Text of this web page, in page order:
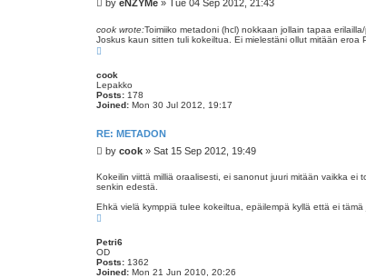
s
t
by eNZYMe » Tue 04 Sep 2012, 21:43
cook wrote:Toimiiko metadoni (hcl) nokkaan jollain tapaa
Joskus kaun sitten tuli kokeiltua. Ei mielestäni ollut mitään
cook
Lepakko
Posts: 178
Joined: Mon 30 Jul 2012, 19:17
RE: METADON
P
s
t
by cook » Sat 15 Sep 2012, 19:49
Kokeilin viittä milliä oraalisesti, ei sanonut juuri mitään vaikka
senkin edestä.
Ehkä vielä kymppiä tulee kokeiltua, epäilempä kyllä että ei
Petri6
OD
Posts: 1362
Joined: Mon 21 Jun 2010, 20:26